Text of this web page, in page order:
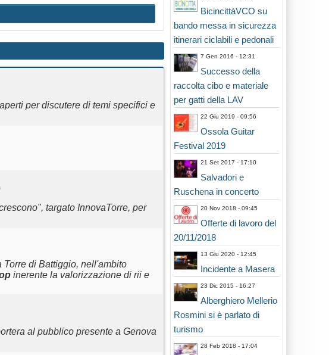
per discutere di temi specifici e
targato InnovaTorre, per
di Battiggio, nell'ambito
inerente la valorizzazione di rii e
al pubblico presente a Genova
BicincittàVCO su
bando messa in sicurezza
itinerari ciclabili e pedonali
7 Gen 2016 - 12:31
Successo della
raccolta cibo e materiale
per gatti della LAV
22 Giu 2019 - 09:56
Ossola Guitar
Festival 2019
21 Set 2017 - 17:10
Salvadori e
Ruschena in concerto
20 Nov 2018 - 09:45
Offerte di lavoro del
20/11/2018
13 Giu 2020 - 12:45
Incidente a Masera
23 Dic 2015 - 16:27
Alberghiero Mellerio
Rosmini si è parlato di
turismo
28 Feb 2018 - 17:04